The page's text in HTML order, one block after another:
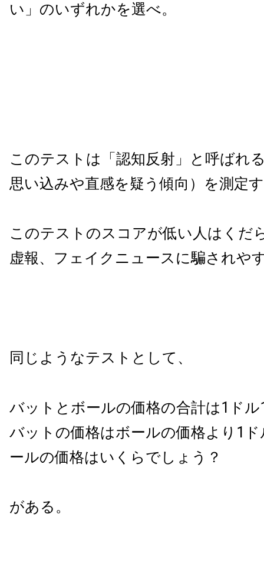
い」のいずれかを選べ。
このテストは「認知反射」と呼ばれ
思い込みや直感を疑う傾向）を測定
このテストのスコアが低い人はくだ
虚報、フェイクニュースに騙されや
同じようなテストとして、
バットとボールの価格の合計は1ド
バットの価格はボールの価格より1
ールの価格はいくらでしょう？
がある。